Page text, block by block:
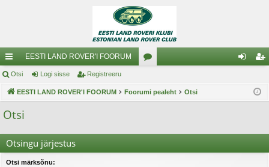
iirl
in
gi
EESTI LAND ROVER'I FOORUM
ru ist
Otsi Logi sisse Registreeru
EESTI LAND ROVER'I FOORUM Foorumi pealeht Otsi
Otsi
Otsingu järjestus
Otsi märksõnu: